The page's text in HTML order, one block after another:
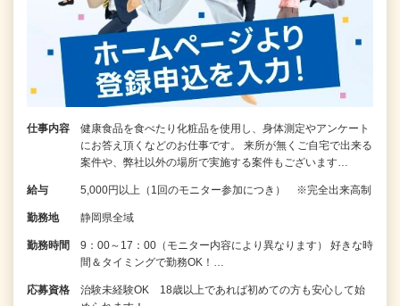
仕事内容
健康食品を食べたり化粧品を使用し、身体測定やアンケート
にお答え頂くなどのお仕事です。 来所が無くご自宅で出来る
案件や、弊社以外の場所で実施する案件もございます…
給与 5,000円以上（1回のモニター参加につき） ※完全出来高制
勤務地 静岡県全域
勤務時間
9：00～17：00（モニター内容により異なります） 好きな時
間＆タイミングで勤務OK！…
応募資格
治験未経験OK 18歳以上であれば初めての方も安心して始